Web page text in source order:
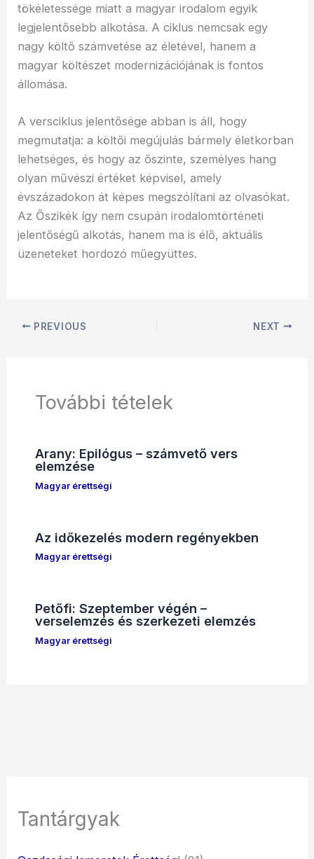
tökéletessége miatt a magyar irodalom egyik
legjelentősebb alkotása. A ciklus nemcsak egy
nagy költő számvetése az életével, hanem a
magyar költészet modernizációjának is fontos
állomása.
A versciklus jelentősége abban is áll, hogy
megmutatja: a költői megújulás bármely életkorban
lehetséges, és hogy az őszinte, személyes hang
olyan művészi értéket képvisel, amely
évszázadokon át képes megszólítani az olvasókat.
Az Őszikék így nem csupán irodalomtörténeti
jelentőségű alkotás, hanem ma is élő, aktuális
üzeneteket hordozó műegyüttes.
PREVIOUS NEXT
További tételek
Arany: Epilógus – számvető vers
elemzése
Magyar érettségi
Az időkezelés modern regényekben
Magyar érettségi
Petőfi: Szeptember végén –
verselemzés és szerkezeti elemzés
Magyar érettségi
Tantárgyak